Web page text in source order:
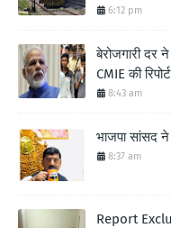
6:12 pm
बेरोजगारी दर
CMIE की रिपोर्ट
8:43 am
भाजपा सांसद ने
8:37 am
Report